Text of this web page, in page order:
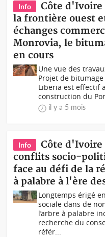
Info
Côte d'Ivoire
la frontière ouest
échanges
Monrovia, le
en cours
Une vue des
Projet de bitumage
Liberia est effectif
construction du
il y a 5 mois
Info
Côte d'Ivoire
conflits socio-
face au défi de la
à palabre à l'ère
Longtemps érigé
sociale dans de
l’arbre à palabre
recherche du
référ...